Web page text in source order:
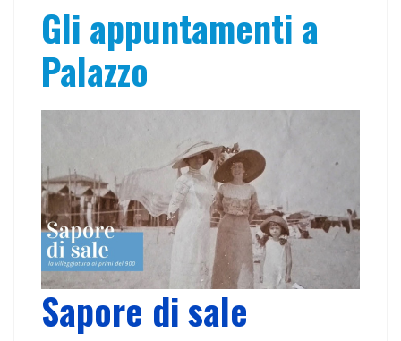
Gli appuntamenti a
Palazzo
Sapore di sale